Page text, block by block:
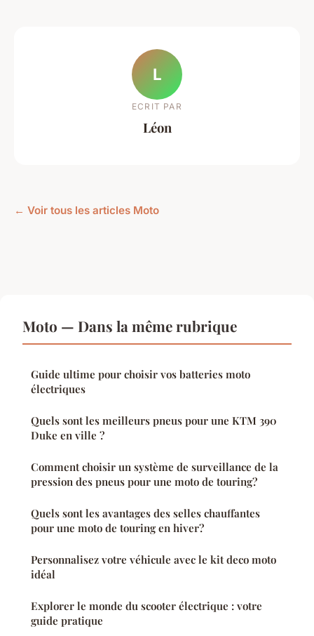
L
ECRIT PAR
Léon
← Voir tous les articles Moto
Moto — Dans la même rubrique
Guide ultime pour choisir vos batteries moto
électriques
Quels sont les meilleurs pneus pour une KTM 390
Duke en ville ?
Comment choisir un système de surveillance de la
pression des pneus pour une moto de touring?
Quels sont les avantages des selles chauffantes
pour une moto de touring en hiver?
Personnalisez votre véhicule avec le kit deco moto
idéal
Explorer le monde du scooter électrique : votre
guide pratique